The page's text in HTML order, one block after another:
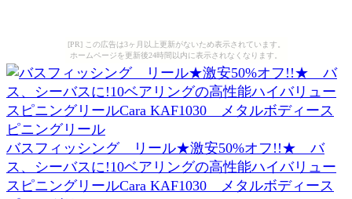
[PR] この広告は3ヶ月以上更新がないため表示されています。
ホームページを更新後24時間以内に表示されなくなります。
バスフィッシング リール★激安50%オフ!!★ バ
ス、シーバスに!10ベアリングの高性能ハイバリュー
スピニングリールCara KAF1030 メタルボディース